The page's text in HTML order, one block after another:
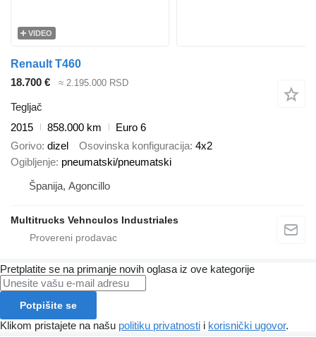
VIDEO
Renault T460
18.700 €
≈ 2.195.000 RSD
Tegljač
2015
858.000 km
Euro 6
Gorivo dizel Osovinska konfiguracija 4x2
Ogibljenje pneumatski/pneumatski
Španija, Agoncillo
Multitrucks Vehnculos Industriales
Pretplatite se na primanje novih oglasa iz ove kategorije
Potpišite se
Klikom pristajete na našu politiku privatnosti i korisnički ugovor.